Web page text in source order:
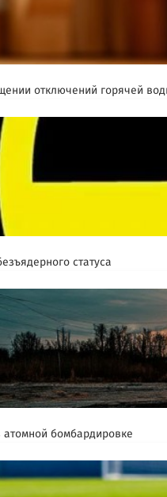
отключений горячей
статуса
бомбардировке